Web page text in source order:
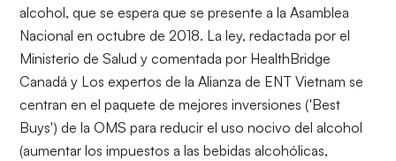
alcohol, que se espera que se presente a la Asamblea
Nacional en octubre de 2018. La ley, redactada por el
Ministerio de Salud y comentada por HealthBridge
Canadá y Los expertos de la Alianza de ENT Vietnam se
centran en el paquete de mejores inversiones ('Best
Buys') de la OMS para reducir el uso nocivo del alcohol
(aumentar los impuestos a las bebidas alcohólicas,